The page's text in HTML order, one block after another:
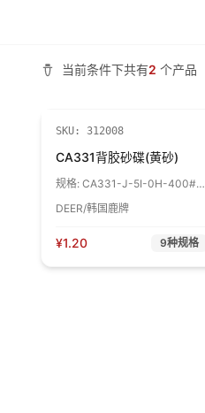
当前条件下共有2 个产品
SKU: 312008
CA331背胶砂碟(黄砂)
规格: CA331-J-5I-0H-400# 1
DEER/韩国鹿牌
¥1.20 9种规格